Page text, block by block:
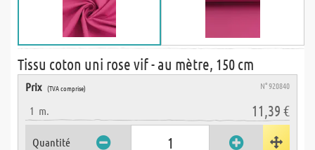
Tissu coton uni rose vif - au mètre, 150 cm
Prix (TVA comprise) N° 920840
1 m. 11,39 €
Quantité